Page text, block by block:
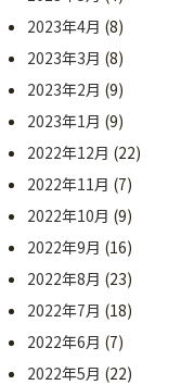
2023年4月 (8)
2023年3月 (8)
2023年2月 (9)
2023年1月 (9)
2022年12月 (22)
2022年11月 (7)
2022年10月 (9)
2022年9月 (16)
2022年8月 (23)
2022年7月 (18)
2022年6月 (7)
2022年5月 (22)